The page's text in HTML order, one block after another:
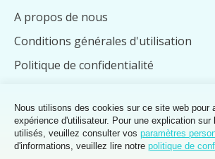
A propos de nous
Conditions générales d'utilisation
Politique de confidentialité
Retours
Devenir revendeur
Nous utilisons des cookies sur ce site web pour
expérience d'utilisateur. Pour une explication
utilisés, veuillez consulter vos paramètres
d'informations, veuillez lire notre politique de